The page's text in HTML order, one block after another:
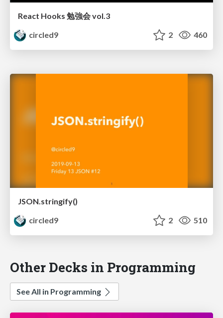
React Hooks 勉強会 vol.3
circled9
2 460
JSON.stringify()
circled9
2 510
Other Decks in Programming
See All in Programming